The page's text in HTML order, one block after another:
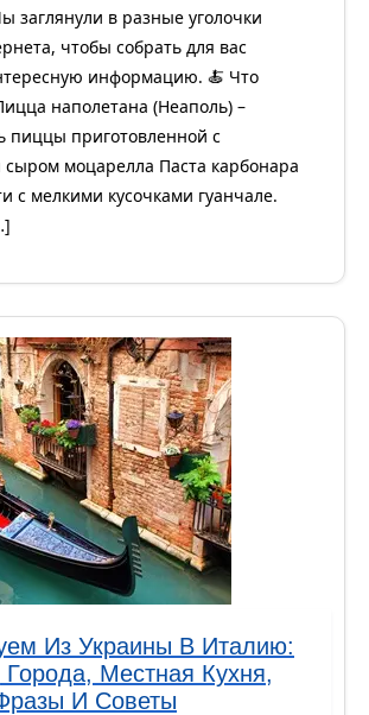
заглянули в разные уголочки
чтобы собрать для вас
информацию. 🍝 Что
наполетана (Неаполь) –
пиццы приготовленной с
моцарелла Паста карбонара
с мелкими кусочками гуанчале.
Из Украины В Италию:
Местная Кухня,
И Советы